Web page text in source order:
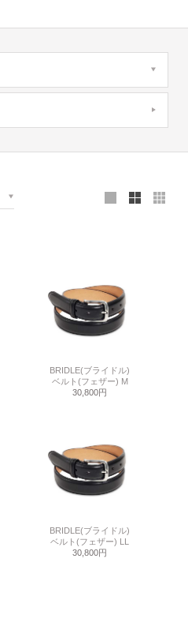
BRIDLE(ブライドル)
ベルト(フェザー) M
30,800円
BRIDLE(ブライドル)
ベルト(フェザー) LL
30,800円